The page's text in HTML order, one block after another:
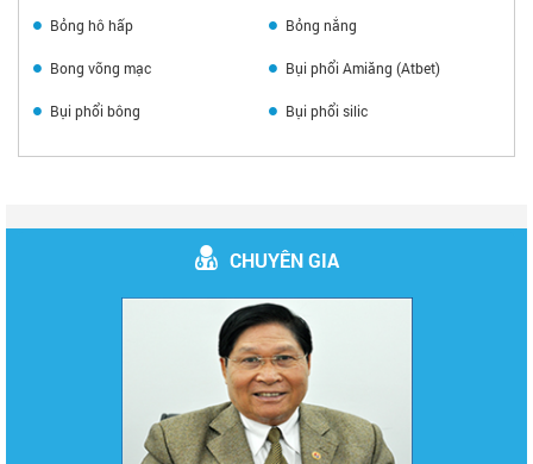
Bỏng hô hấp Bỏng nắng
Bong võng mạc Bụi phổi Amiăng (Atbet)
Bụi phổi bông Bụi phổi silic
CHUYÊN GIA